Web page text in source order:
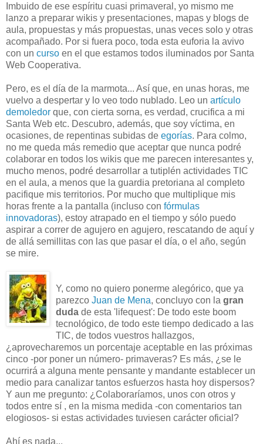
Imbuido de ese espíritu cuasi primaveral, yo mismo me
lanzo a preparar wikis y presentaciones, mapas y blogs de
aula, propuestas y más propuestas, unas veces solo y otras
acompañado. Por si fuera poco, toda esta euforia la avivo
con un curso en el que estamos todos iluminados por Santa
Web Cooperativa.
Pero, es el día de la marmota... Así que, en unas horas, me
vuelvo a despertar y lo veo todo nublado. Leo un artículo
demoledor que, con cierta sorna, es verdad, crucifica a mi
Santa Web etc. Descubro, además, que soy víctima, en
ocasiones, de repentinas subidas de egorías. Para colmo,
no me queda más remedio que aceptar que nunca podré
colaborar en todos los wikis que me parecen interesantes y,
mucho menos, podré desarrollar a tutiplén actividades TIC
en el aula, a menos que la guardia pretoriana al completo
pacifique mis territorios. Por mucho que multiplique mis
horas frente a la pantalla (incluso con fórmulas
innovadoras), estoy atrapado en el tiempo y sólo puedo
aspirar a correr de agujero en agujero, rescatando de aquí y
de allá semillitas con las que pasar el día, o el año, según
se mire.
Y, como no quiero ponerme alegórico, que ya
parezco Juan de Mena, concluyo con la gran
duda de esta 'lifequest': De todo este boom
tecnológico, de todo este tiempo dedicado a las
TIC, de todos vuestros hallazgos,
¿aprovecharemos un porcentaje aceptable en las próximas
cinco -por poner un número- primaveras? Es más, ¿se le
ocurrirá a alguna mente pensante y mandante establecer un
medio para canalizar tantos esfuerzos hasta hoy dispersos?
Y aun me pregunto: ¿Colaboraríamos, unos con otros y
todos entre sí , en la misma medida -con comentarios tan
elogiosos- si estas actividades tuviesen carácter oficial?
Ahí es nada...